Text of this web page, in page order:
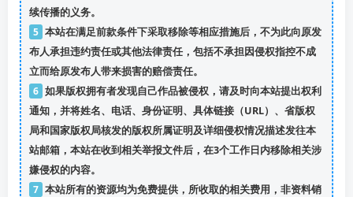
续传播的义务。
5 本站在满足前款条件下采取移除等相应措施后，不为此向原发
布人承担违约责任或其他法律责任，包括不承担因侵权指控不成
立而给原发布人带来损害的赔偿责任。
6 如果版权拥有者发现自己作品被侵权，请及时向本站提出权利
通知，并将姓名、电话、身份证明、具体链接（URL）、省版权
局和国家版权局核发的版权所属证明及详细侵权情况描述发往本
站邮箱，本站在收到相关举报文件后，在3个工作日内移除相关涉
嫌侵权的内容。
7 本站所有的资源均为免费提供，所收取的相关费用，非资料销